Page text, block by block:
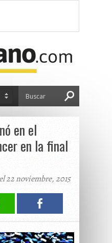
en el
en la final
22 noviembre, 2015